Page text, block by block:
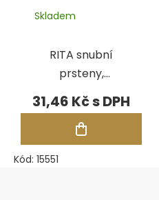
RITA snubní
prsteny,
náušnice,
souprava 51x76
mm - ZLATÁ
Skladem
31,46 Kč
Kód: 15551